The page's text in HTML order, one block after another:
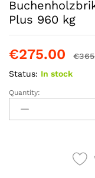
Plus 960 kg
€275.00 €
Status: In stock
Buchenholzbriketts
Pollmeier
Premium
Quantity: